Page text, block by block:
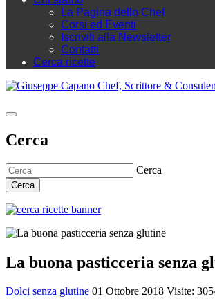
La Pagina dello Chef
Corsi ed Eventi
Iscriviti alla Newsletter
Contatti
Cerca ricette
Cerca
Cerca
Cerca
La buona pasticceria senza
Dolci senza glutine 01 Ottobre 2018 Visite: